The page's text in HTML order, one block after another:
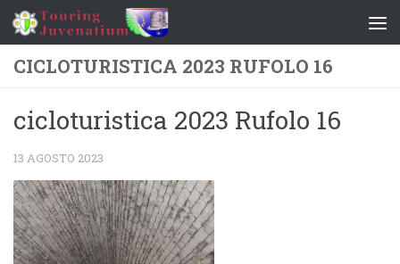
Salta al contenuto
CICLOTURISTICA 2023 RUFOLO 16
cicloturistica 2023 Rufolo 16
13 AGOSTO 2023